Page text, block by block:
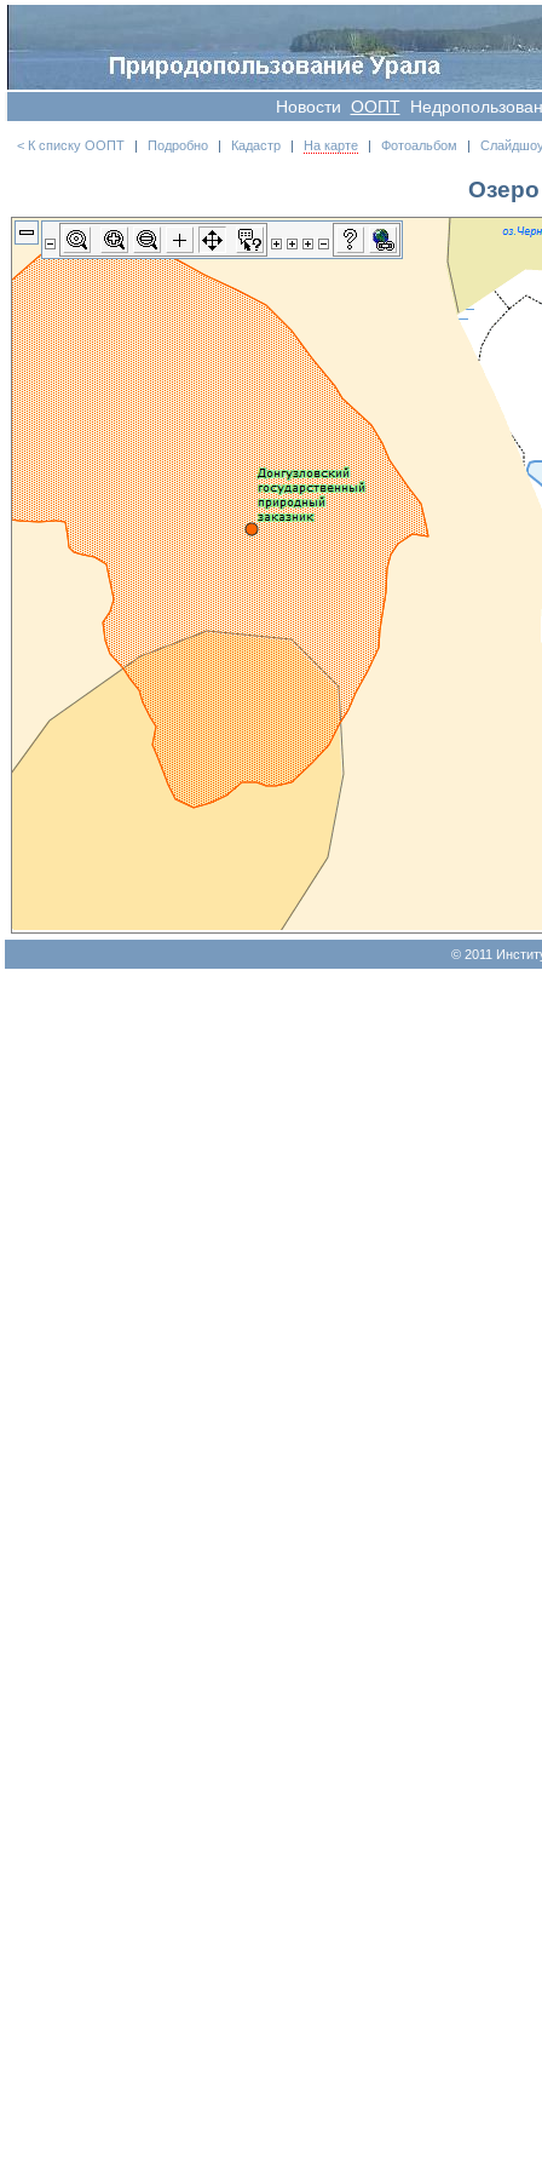
Новости OOПT
< К списку ООПТ | Подробно | Кадастр | На карте | Фотоальбом |
© 2011